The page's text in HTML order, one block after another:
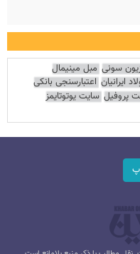
سونی مبل مینیمال
ایرانیان اعتبارسنجی بانکی
پروفیل سایت یوتوتایمز